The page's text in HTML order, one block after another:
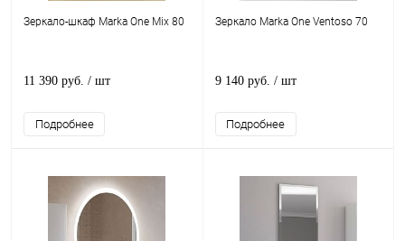
Зеркало-шкаф Marka One Mix 80
11 390 руб. / шт
Подробнее
Зеркало Marka One Ventoso 70
9 140 руб. / шт
Подробнее